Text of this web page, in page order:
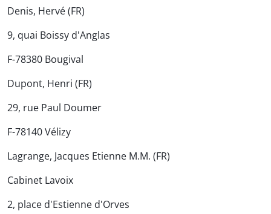
Denis, Hervé (FR)
9, quai Boissy d'Anglas
F-78380 Bougival
Dupont, Henri (FR)
29, rue Paul Doumer
F-78140 Vélizy
Lagrange, Jacques Etienne M.M. (FR)
Cabinet Lavoix
2, place d'Estienne d'Orves